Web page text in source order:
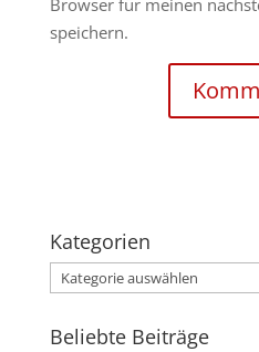
Browser für meinen
speichern.
Kategorien
Kategorien
Beliebte Beiträge